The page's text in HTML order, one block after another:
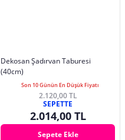
Dekosan Şadırvan Taburesi
(40cm)
Son 10 Günün En Düşük Fiyatı
2.120,00 TL
SEPETTE
2.014,00 TL
Sepete Ekle